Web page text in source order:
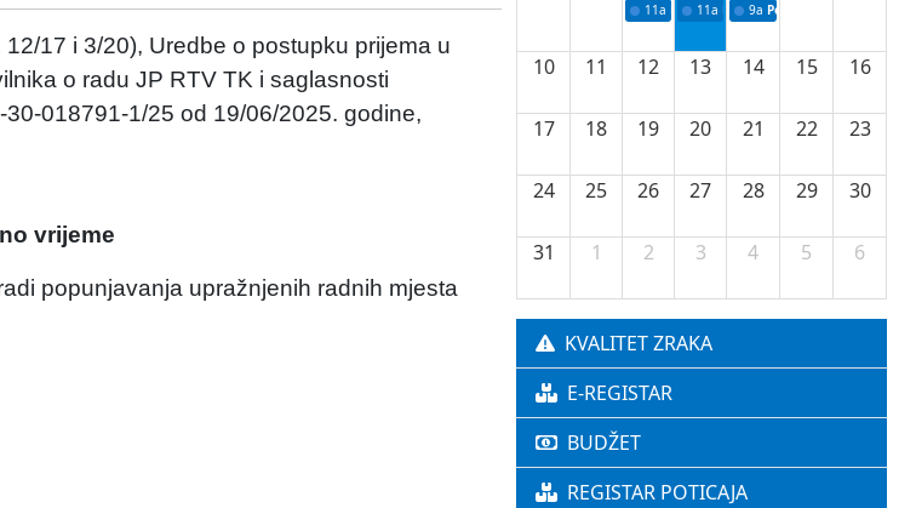
17 i 3/20), Uredbe o postupku prijema u
o radu JP RTV TK i saglasnosti
018791-1/25 od 19/06/2025. godine,
vrijeme
popunjavanja upražnjenih radnih mjesta
11a Potpisivanje ugovora o stipendijama
11a Podrška razvoju vodne
9a Početak izgradnje nove
10 11 12 13 14 15 16
17 18 19 20 21 22 23
24 25 26 27 28 29 30
31 1 2 3 4 5 6
KVALITET ZRAKA
E-REGISTAR
BUDŽET
REGISTAR POTICAJA